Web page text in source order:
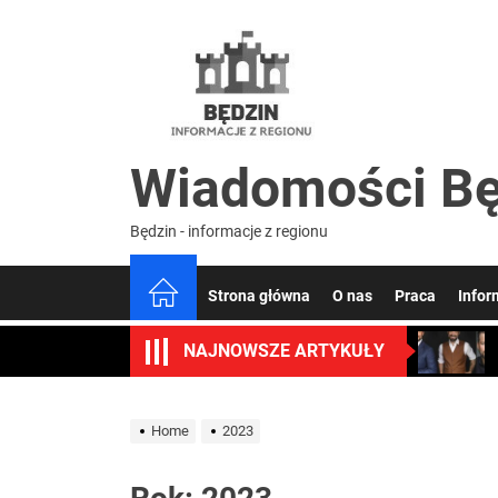
Wiadomości
Będzin - informacje z regionu
Strona główna O nas Praca
NAJNOWSZE ARTYKUŁY
Home 2023